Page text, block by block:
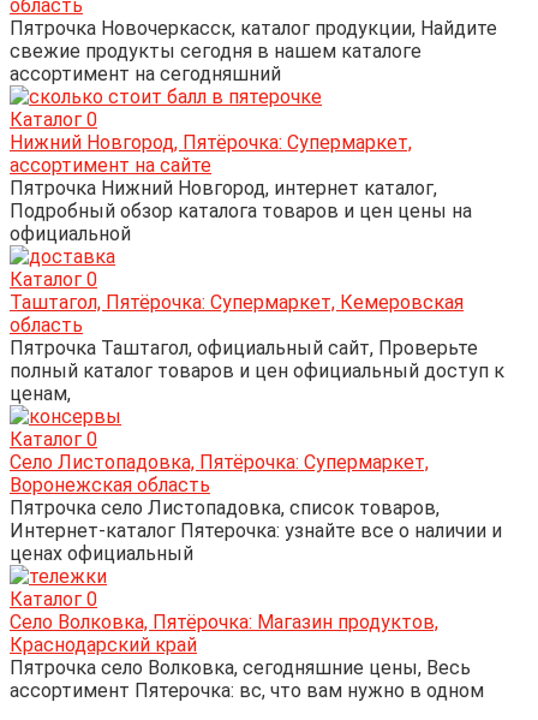
область
Пятрочка Новочеркасск, каталог продукции, Найдите
свежие продукты сегодня в нашем каталоге
ассортимент на сегодняшний
Каталог 0
Нижний Новгород, Пятёрочка: Супермаркет,
ассортимент на сайте
Пятрочка Нижний Новгород, интернет каталог,
Подробный обзор каталога товаров и цен цены на
официальной
Каталог 0
Таштагол, Пятёрочка: Супермаркет, Кемеровская
область
Пятрочка Таштагол, официальный сайт, Проверьте
полный каталог товаров и цен официальный доступ к
ценам,
Каталог 0
Село Листопадовка, Пятёрочка: Супермаркет,
Воронежская область
Пятрочка село Листопадовка, список товаров,
Интернет-каталог Пятерочка: узнайте все о наличии и
ценах официальный
Каталог 0
Село Волковка, Пятёрочка: Магазин продуктов,
Краснодарский край
Пятрочка село Волковка, сегодняшние цены, Весь
ассортимент Пятерочка: вс, что вам нужно в одном